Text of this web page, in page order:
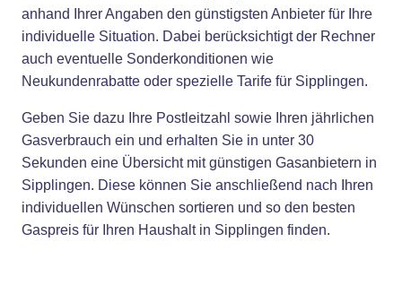
anhand Ihrer Angaben den günstigsten Anbieter für Ihre
individuelle Situation. Dabei berücksichtigt der Rechner
auch eventuelle Sonderkonditionen wie
Neukundenrabatte oder spezielle Tarife für Sipplingen.
Geben Sie dazu Ihre Postleitzahl sowie Ihren jährlichen
Gasverbrauch ein und erhalten Sie in unter 30
Sekunden eine Übersicht mit günstigen Gasanbietern in
Sipplingen. Diese können Sie anschließend nach Ihren
individuellen Wünschen sortieren und so den besten
Gaspreis für Ihren Haushalt in Sipplingen finden.